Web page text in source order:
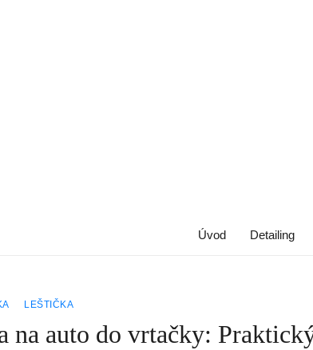
Úvod Detailing
LEŠTIČKA
na auto do vrtačky: